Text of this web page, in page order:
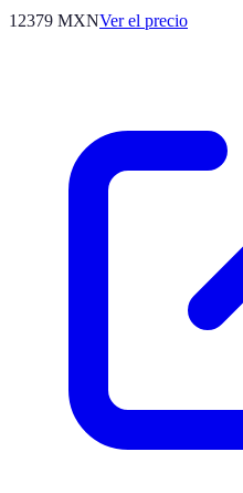
12379 MXNVer el precio